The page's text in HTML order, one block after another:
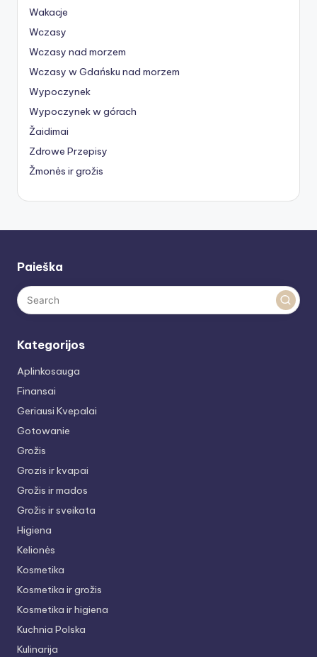
Wakacje
Wczasy
Wczasy nad morzem
Wczasy w Gdańsku nad morzem
Wypoczynek
Wypoczynek w górach
Žaidimai
Zdrowe Przepisy
Žmonės ir grožis
Paieška
Kategorijos
Aplinkosauga
Finansai
Geriausi Kvepalai
Gotowanie
Grožis
Grozis ir kvapai
Grožis ir mados
Grožis ir sveikata
Higiena
Kelionės
Kosmetika
Kosmetika ir grožis
Kosmetika ir higiena
Kuchnia Polska
Kulinarija